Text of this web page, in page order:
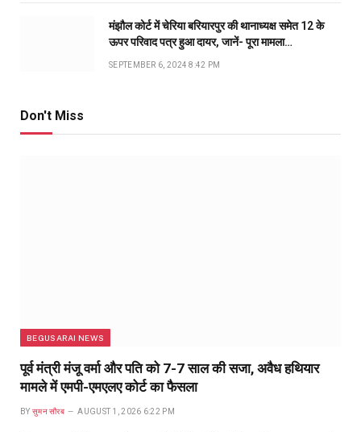
मंझौल कोर्ट में चेरिया बरियारपुर की थानाध्यक्ष समेत 12 के
ऊपर परिवाद पत्र हुआ दायर, जानें- पूरा मामला…
SEPTEMBER 6, 2024 8:42 PM
Don't Miss
BEGUSARAI NEWS
पूर्व मंत्री मंजू वर्मा और पति को 7-7 साल की सजा, अवैध हथियार
मामले में एमपी-एमएलए कोर्ट का फैसला
BY सुमन सौरब AUGUST 1, 2026 6:22 PM